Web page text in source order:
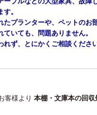
。
たプランターや、ペットのお
いても、問題ありません。
ず、とにかくご相談ください
客様より 本棚・文庫本の回収